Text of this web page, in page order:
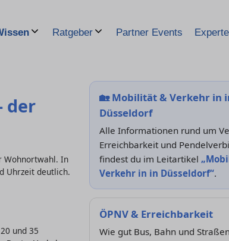
Ratgeber Partner Events
der
Wohnortwahl. In
Uhrzeit deutlich.
und 35
🏡Mobilität & Verkehr in
Düsseldorf
Alle Informationen rund um
Erreichbarkeit und
findest du im Leitartikel
Verkehr in in Düsseldorf“.
ÖPNV & Erreichbarkeit
Wie gut Bus, Bahn und